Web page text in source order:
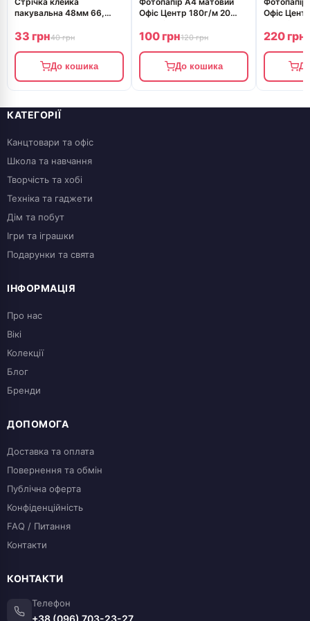
пакувальна 48мм 66,
33 грн40 грн
До кошика
Офіс Центр 180г/м 20
100 грн120 грн
До кошика
Офіс
220 грн
КАТЕГОРІЇ
Канцтовари та офіс
Школа та навчання
Творчість та хобі
Техніка та гаджети
Дім та побут
Ігри та іграшки
Подарунки та свята
ІНФОРМАЦІЯ
Про нас
Вікі
Колекції
Блог
Бренди
ДОПОМОГА
Доставка та оплата
Повернення та обмін
Публічна оферта
Конфіденційність
FAQ / Питання
Контакти
КОНТАКТИ
Телефон
+38 (096) 703-23-27